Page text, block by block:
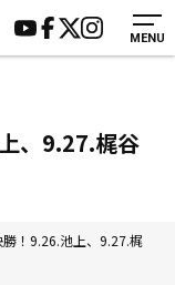
MENU
介
声
ター募集
、9.27.梶谷
！9.26.池上、9.27.梶